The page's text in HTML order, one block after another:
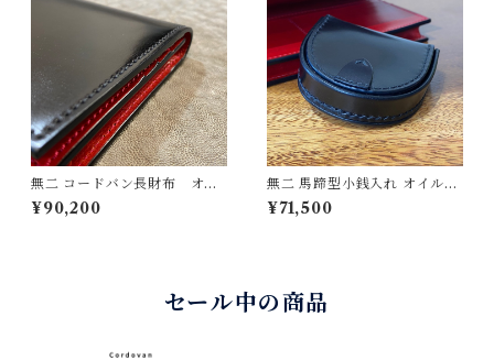
無二 コードバン長財布 オイ
ルコードバン・ブラック×イタ
リーショルダー・レッド 新
¥90,200
無二 馬蹄型小銭入れ オイルコ
ードバン・ブラック×イタリー
ショルダーレザー・レッド 総
¥71,500
セール中の商品